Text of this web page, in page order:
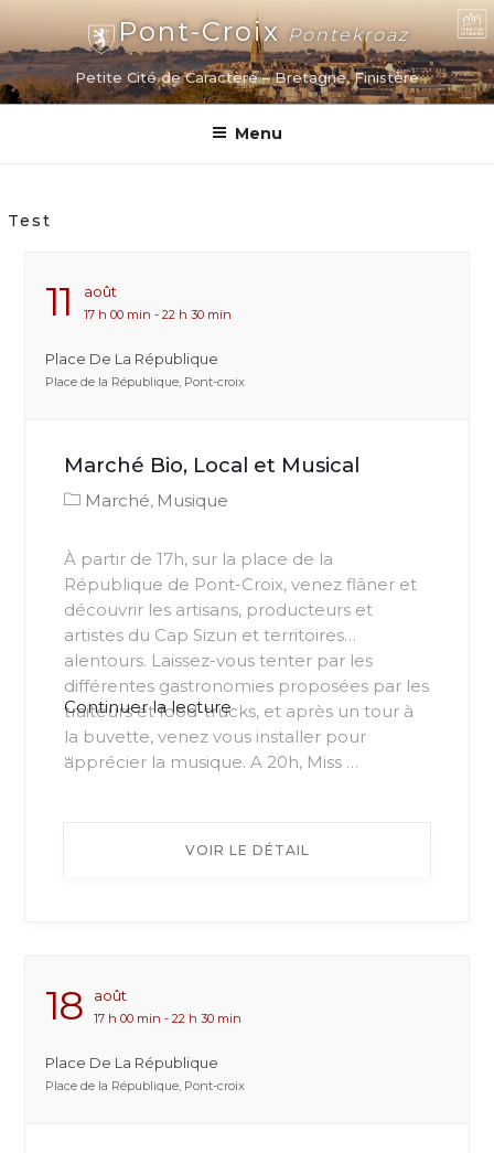
contenu
principal
Pont-CroixPontekroaz
Petite Cité de Caractère – Bretagne, Finistère
Menu
Test
11 Août
17 h 00 min - 22 h 30 min
Place De La République
Place de la République, Pont-croix
Marché Bio, Local et Musical
Marché Musique
À partir de 17h, sur la place de la
République de Pont-Croix, venez flâner et
découvrir les artisans, producteurs et
artistes du Cap Sizun et territoires
alentours. Laissez-vous tenter par les
différentes gastronomies proposées par les
traiteurs et food-trucks, et après un tour à
la buvette, venez vous installer pour
apprécier la musique. A 20h, Miss …
Continuer la lecturede
« Test »
...
VOIR LE DÉTAIL
18 Août
17 h 00 min - 22 h 30 min
Place De La République
Place de la République, Pont-croix